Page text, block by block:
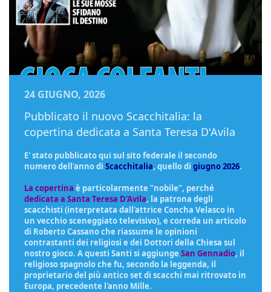
24 GIUGNO, 2026
Pubblicato il nuovo Scacchitalia: la
copertina dedicata a Santa Teresa D'Avila
E' stato pubblicato qui sul sito federale il secondo
numero dell'anno di Scacchitalia, quello di giugno 2026.
La copertina è particolarmente "nobile", perché
dedicata a Santa Teresa D'Avila, la patrona degli
scacchisti (interpretata dall'attrice Concha Velasco in
un vecchio sceneggiato televisivo), e correda un articolo
di Roberto Cassano che riassume le opinioni
contrastanti dei religiosi e dei Dottori della Chiesa sul
nostro gioco. A questi Santi si aggiunge San Gennadio, il
religioso spagnolo che fu, secondo la leggenda, il
proprietario del più antico set di scacchi mai ritrovato in
Europa, precedente l'anno Mille.